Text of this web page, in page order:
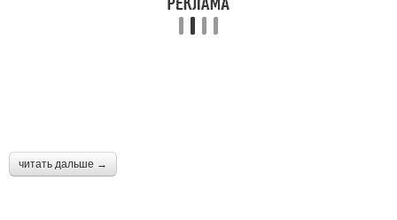
читать дальше →